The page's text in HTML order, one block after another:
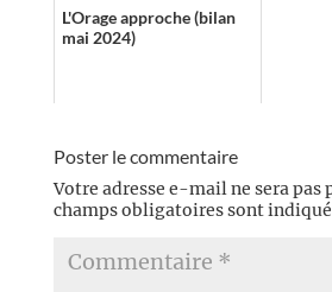
L'Orage approche (bilan
mai 2024)
Poster le commentaire
Votre adresse e-mail ne sera pas
champs obligatoires sont